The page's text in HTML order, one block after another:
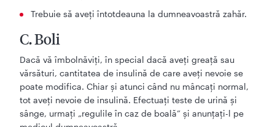
Trebuie să aveţi întotdeauna la dumneavoastră zahăr.
C. Boli
Dacă vă îmbolnăviţi, în special dacă aveţi greaţă sau
vărsături, cantitatea de insulină de care aveţi nevoie se
poate modifica. Chiar şi atunci când nu mâncaţi normal,
tot aveţi nevoie de insulină. Efectuaţi teste de urină şi
sânge, urmaţi „regulile în caz de boală” şi anunţaţi-l pe